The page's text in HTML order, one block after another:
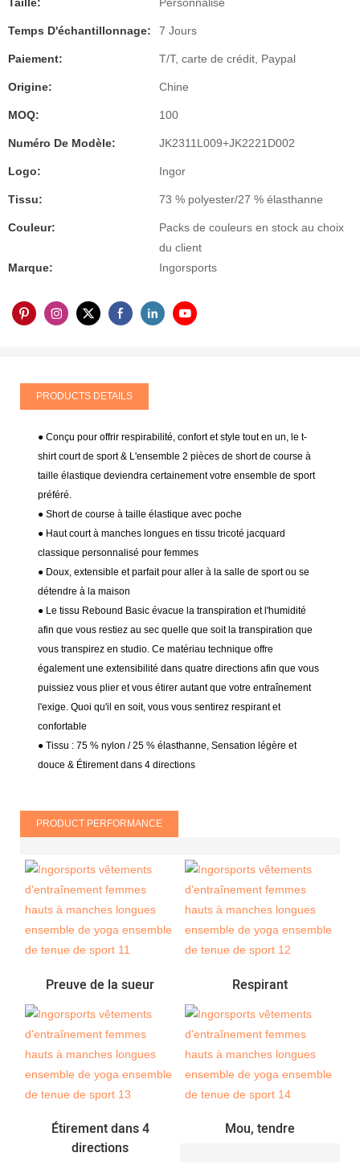
Taille: Personnalisé
Temps D'échantillonnage: 7 Jours
Paiement: T/T, carte de crédit, Paypal
Origine: Chine
MOQ: 100
Numéro De Modèle: JK2311L009+JK2221D002
Logo: Ingor
Tissu: 73 % polyester/27 % élasthanne
Couleur:
Packs de couleurs en stock au choix
du client
Marque:
Ingorsports
PRODUCTS DETAILS
● Conçu pour offrir respirabilité, confort et style tout en un, le t-
shirt court de sport & L'ensemble 2 pièces de short de course à
taille élastique deviendra certainement votre ensemble de sport
préféré.
● Short de course à taille élastique avec poche
● Haut court à manches longues en tissu tricoté jacquard
classique personnalisé pour femmes
● Doux, extensible et parfait pour aller à la salle de sport ou se
détendre à la maison
● Le tissu Rebound Basic évacue la transpiration et l'humidité
afin que vous restiez au sec quelle que soit la transpiration que
vous transpirez en studio. Ce matériau technique offre
également une extensibilité dans quatre directions afin que vous
puissiez vous plier et vous étirer autant que votre entraînement
l'exige. Quoi qu'il en soit, vous vous sentirez respirant et
confortable
● Tissu : 75 % nylon / 25 % élasthanne,Sensation légère et
douce & Étirement dans 4 directions
PRODUCT PERFORMANCE
Preuve de la sueur Respirant
Étirement dans 4
directions
Mou, tendre